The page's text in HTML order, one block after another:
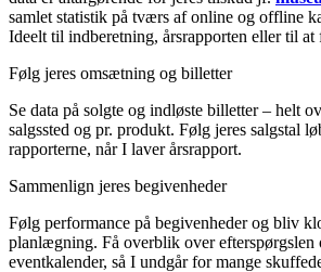
samlet statistik på tværs af online og offline
Ideelt til indberetning, årsrapporten eller til at
Følg jeres omsætning og billetter
Se data på solgte og indløste billetter – helt
salgssted og pr. produkt. Følg jeres salgstal
rapporterne, når I laver årsrapport.
Sammenlign jeres begivenheder
Følg performance på begivenheder og bliv
planlægning. Få overblik over efterspørgslen
eventkalender, så I undgår for mange